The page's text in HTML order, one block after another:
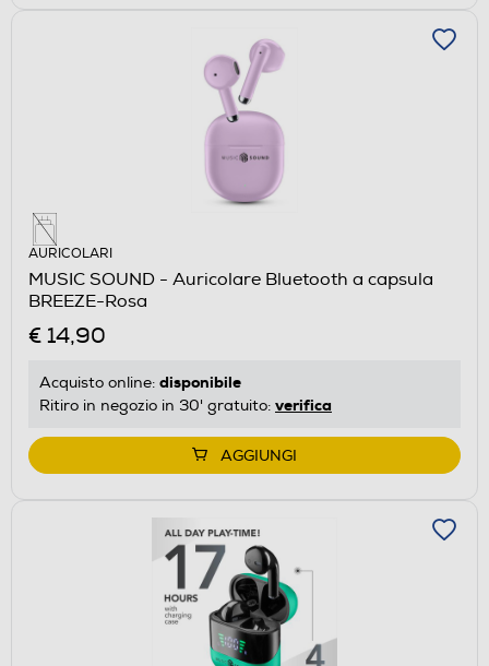
AURICOLARI
MUSIC SOUND - Auricolare Bluetooth a capsula
BREEZE-Rosa
€ 14,90
Acquisto online: disponibile
Ritiro in negozio in 30' gratuito: verifica
AGGIUNGI